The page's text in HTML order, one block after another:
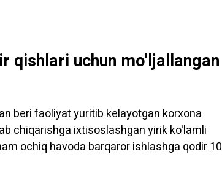
qishlari uchun mo'ljallangan
beri faoliyat yuritib kelayotgan korxona
chiqarishga ixtisoslashgan yirik ko'lamli
ochiq havoda barqaror ishlashga qodir 10